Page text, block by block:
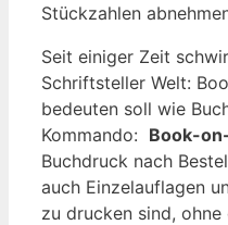
Stückzahlen
Seit einiger Zeit
Schriftsteller Welt:
bedeuten soll wie
Kommando: Book-
Buchdruck nach
auch Einzelauflagen
zu drucken sind,